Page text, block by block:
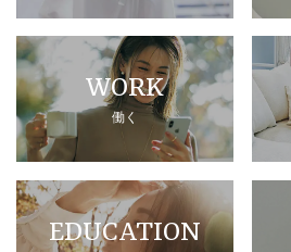
WORK
働く
EDUCATION